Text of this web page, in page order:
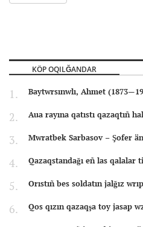
KÖP OQILĞANDAR
Baytwrsınwlı, Ahmet
Aua rayına qatıstı qazaqtıñ
Mwratbek Sarbasov – Şofer
Qazaqstandağı eñ las qalalar
Orıstıñ bes soldatın jalğız
Qos qızın qazaqşa toy jasap